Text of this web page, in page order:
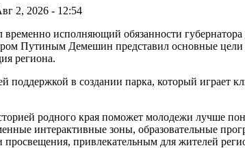
2, 2026 - 12:54
исполняющий обязанности
Путиным Демешин представил основные цели
региона.
поддержкой в создании парка, который
родного края поможет молодежи лучше
интерактивные зоны, образовательные
привлекательным для жителей